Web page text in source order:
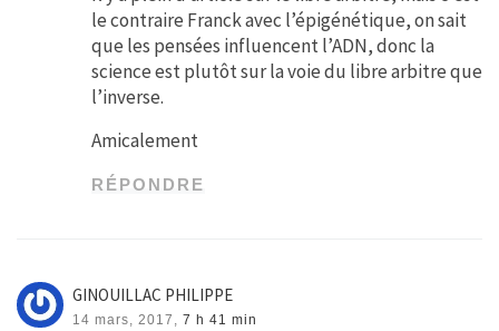
le contraire Franck avec l’épigénétique, on sait
que les pensées influencent l’ADN, donc la
science est plutôt sur la voie du libre arbitre que
l’inverse.
Amicalement
RÉPONDRE
GINOUILLAC PHILIPPE
14 mars, 2017, 7 h 41 min